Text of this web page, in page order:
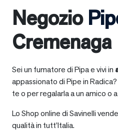
Negozio
Cremenaga
Sei un fumatore di Pipa e vivi in
appassionato di Pipe in
te o per regalarla a un amico o a
Lo Shop online di Savinelli
qualità in tutt’Italia.